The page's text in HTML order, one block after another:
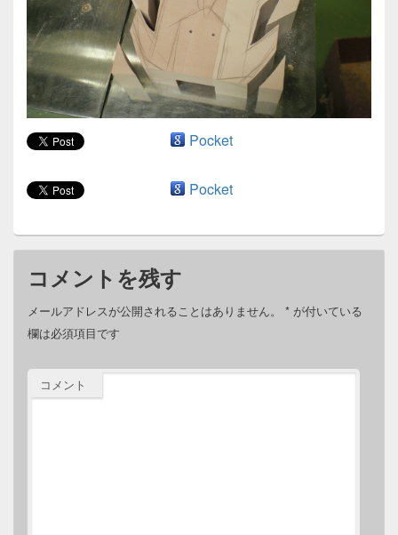
Pocket
Pocket
コメントを残す
メールアドレスが公開されることはありません。 * が付いている
欄は必須項目です
コメント